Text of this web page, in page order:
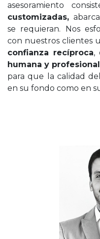
asesoramiento
customizadas,
se requieran. Nos
con nuestros clientes
confianza recíproca,
humana y profesional
para que la calidad
en su fondo como en